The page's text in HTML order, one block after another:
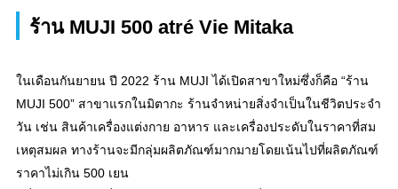
ร้าน MUJI 500 atré Vie Mitaka
ในเดือนกันยายน ปี 2022 ร้าน MUJI ได้เปิดสาขาใหม่ซึ่งก็คือ “ร้าน
MUJI 500” สาขาแรกในมิตากะ ร้านจำหน่ายสิ่งจำเป็นในชีวิตประจำ
วัน เช่น สินค้าเครื่องแต่งกาย อาหาร และเครื่องประดับในราคาที่สม
เหตุสมผล ทางร้านจะมีกลุ่มผลิตภัณฑ์มากมายโดยเน้นไปที่ผลิตภัณฑ์
ราคาไม่เกิน 500 เยน